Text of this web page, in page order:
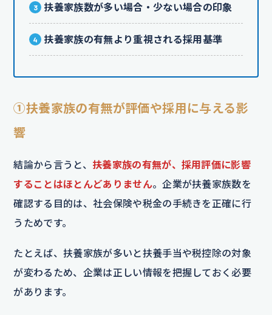
扶養家族数が多い場合・少ない場合の印象
扶養家族の有無より重視される採用基準
①扶養家族の有無が評価や採用に与える影
響
結論から言うと、 扶養家族の有無が、採用評価に影響
することはほとんどありません。企業が扶養家族数を
確認する目的は、社会保険や税金の手続きを正確に行
うためです。
たとえば、扶養家族が多いと扶養手当や税控除の対象
が変わるため、企業は正しい情報を把握しておく必要
があります。